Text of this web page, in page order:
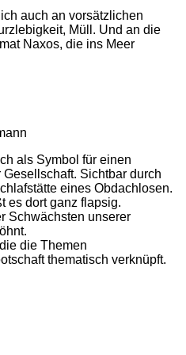
auch an vorsätzlichen
Müll. Und an die
Naxos, die ins Meer
als Symbol für einen
Sichtbar durch
eines Obdachlosen.
es dort ganz flapsig.
Schwächsten unserer
die Themen
thematisch verknüpft.